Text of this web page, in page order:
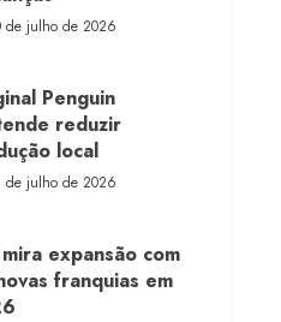
de julho de 2026
Penguin
reduzir
local
de julho de 2026
expansão com
franquias em